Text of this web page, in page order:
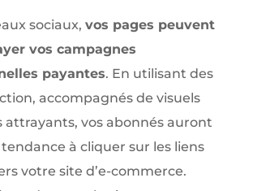
sociaux, vos pages peuvent
vos campagnes
payantes. En utilisant des
accompagnés de visuels
attrayants, vos abonnés auront
à cliquer sur les liens
votre site d’e-commerce.